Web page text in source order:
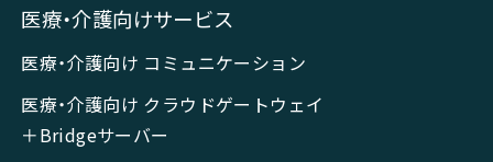
医療・介護向けサービス
医療・介護向け コミュニケーション
医療・介護向け クラウドゲートウェイ
＋Bridgeサーバー